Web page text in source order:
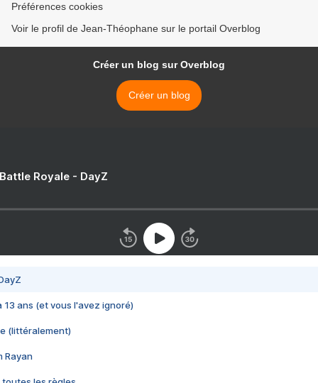
Préférences cookies
Voir le profil de Jean-Théophane sur le portail Overblog
Créer un blog sur Overblog
Créer un blog
Royale - DayZ
13 ans (et vous l'avez ignoré)
(littéralement)
Rayan